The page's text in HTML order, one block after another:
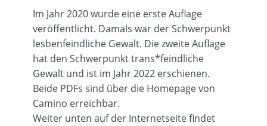
Im Jahr 2020 wurde eine erste Auflage
veröffentlicht. Damals war der Schwerpunkt
lesbenfeindliche Gewalt. Die zweite Auflage
hat den Schwerpunkt trans*feindliche
Gewalt und ist im Jahr 2022 erschienen.
Beide PDFs sind über die Homepage von
Camino erreichbar.
Weiter unten auf der Internetseite findet